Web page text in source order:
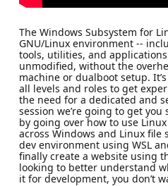
The Windows Subsystem for
GNU/Linux environment --
tools, utilities, and
unmodified, without the
machine or dualboot setup.
all levels and roles to get
the need for a dedicated and
session we’re going to get you
by going over how to use
across Windows and Linux file
dev environment using WSL
finally create a website using
looking to better understand
it for development, you don’t